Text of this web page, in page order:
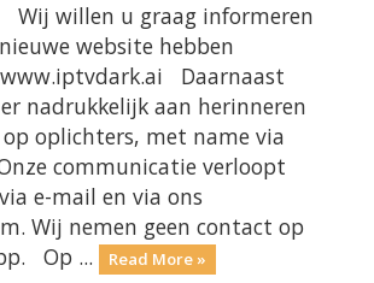
Wij willen u graag informeren
website hebben
www.iptvdark.ai Daarnaast
nadrukkelijk aan herinneren
oplichters, met name via
communicatie verloopt
e-mail en via ons
Wij nemen geen contact op
Op ...
Read More »